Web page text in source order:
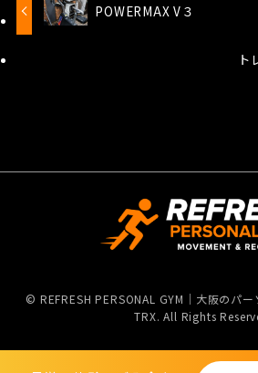
POWERMAX V３
ト
© REFRESH PERSONAL GYM｜大阪のパ
TRX. All Rights